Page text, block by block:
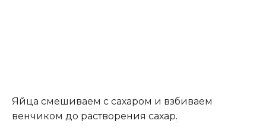
Яйца смешиваем с сахаром и взбиваем
венчиком до растворения сахар.